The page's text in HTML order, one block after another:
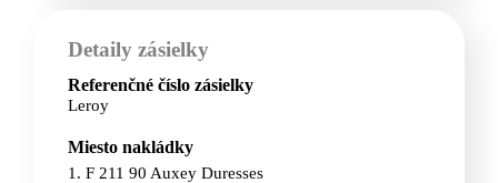
Detaily zásielky
Referenčné číslo zásielky
Leroy
Miesto nakládky
1. F 211 90 Auxey Duresses